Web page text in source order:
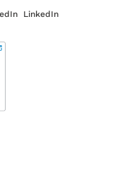
LinkedIn